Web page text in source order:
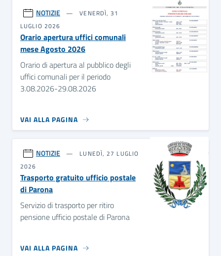
NOTIZIE
VENERDÌ, 31
LUGLIO 2026
Orario apertura uffici comunali
mese Agosto 2026
Orario di apertura al pubblico degli
uffici comunali per il periodo
3.08.2026-29.08.2026
VAI ALLA PAGINA
NOTIZIE
LUNEDÌ, 27 LUGLIO
2026
Trasporto gratuito ufficio postale
di Parona
Servizio di trasporto per ritiro
pensione ufficio postale di Parona
VAI ALLA PAGINA